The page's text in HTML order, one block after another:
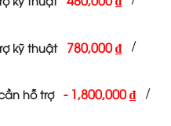
kỹ thuật 780,000 ₫ /
hỗ trợ -1,800,000 ₫ /